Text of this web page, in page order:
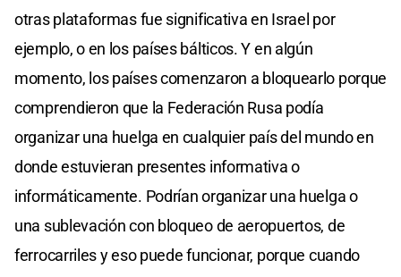
otras plataformas fue significativa en Israel por
ejemplo, o en los países bálticos. Y en algún
momento, los países comenzaron a bloquearlo porque
comprendieron que la Federación Rusa podía
organizar una huelga en cualquier país del mundo en
donde estuvieran presentes informativa o
informáticamente. Podrían organizar una huelga o
una sublevación con bloqueo de aeropuertos, de
ferrocarriles y eso puede funcionar, porque cuando